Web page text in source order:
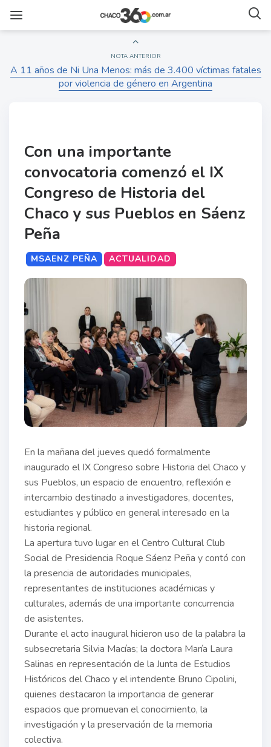
NOTA ANTERIOR
A 11 años de Ni Una Menos: más de 3.400 víctimas fatales
por violencia de género en Argentina
Con una importante
convocatoria comenzó el IX
Congreso de Historia del
Chaco y sus Pueblos en Sáenz
Peña
MSAENZ PEÑA ACTUALIDAD
En la mañana del jueves quedó formalmente
inaugurado el IX Congreso sobre Historia del Chaco y
sus Pueblos, un espacio de encuentro, reflexión e
intercambio destinado a investigadores, docentes,
estudiantes y público en general interesado en la
historia regional.
La apertura tuvo lugar en el Centro Cultural Club
Social de Presidencia Roque Sáenz Peña y contó con
la presencia de autoridades municipales,
representantes de instituciones académicas y
culturales, además de una importante concurrencia
de asistentes.
Durante el acto inaugural hicieron uso de la palabra la
subsecretaria Silvia Macías; la doctora María Laura
Salinas en representación de la Junta de Estudios
Históricos del Chaco y el intendente Bruno Cipolini,
quienes destacaron la importancia de generar
espacios que promuevan el conocimiento, la
investigación y la preservación de la memoria
colectiva.